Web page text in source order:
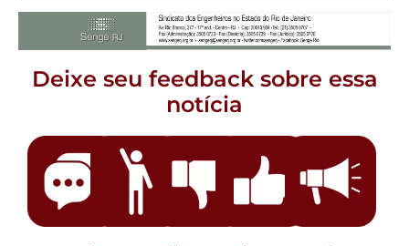
Deixe seu feedback sobre essa
notícia